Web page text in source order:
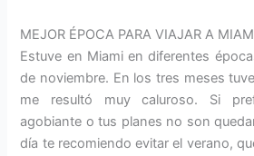
MEJOR ÉPOCA PARA VIAJAR A
Estuve en Miami en diferentes
de noviembre. En los tres meses
me resultó muy caluroso. Si
agobiante o tus planes no son
día te recomiendo evitar el verano,